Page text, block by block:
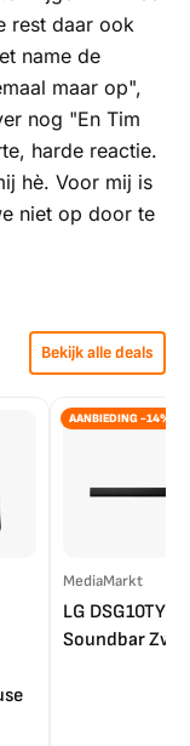
rest daar ook
name de
maar op",
nog "En Tim
harde reactie.
hè. Voor mij is
niet op door te
Bekijk alle deals
AANBIEDING -14%
MediaMarkt
LG DSG10TY
Soundbar